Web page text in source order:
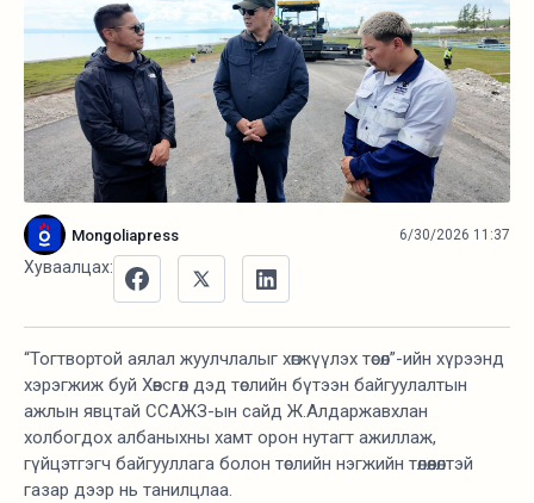
Mongoliapress 6/30/2026 11:37
Хуваалцах:
“Тогтвортой аялал жуулчлалыг хөгжүүлэх төсөл”-ийн хүрээнд
хэрэгжиж буй Хөвсгөл дэд төслийн бүтээн байгуулалтын
ажлын явцтай ССАЖЗ-ын сайд Ж.Алдаржавхлан
холбогдох албаныхны хамт орон нутагт ажиллаж,
гүйцэтгэгч байгууллага болон төслийн нэгжийн төлөөлөлтэй
газар дээр нь танилцлаа.